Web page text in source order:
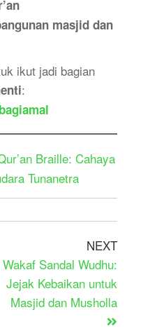
masjid dan
ikut jadi bagian
:
Braille: Cahaya
Tunanetra
NEXT
Wakaf Sandal Wudhu:
Jejak Kebaikan untuk
Masjid dan Musholla